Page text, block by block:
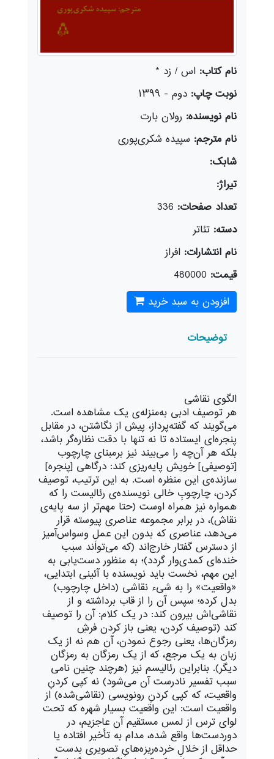
نام کتاب: اس / زد *
نوبت چاپ: دوم - ۱۳۹۹
نام نویسنده: رولان بارت
نام مترجم: سپیده شکری‌پوری
شابک:
تیراژ:
تعداد صفحات: 336
دسته: تئاتر
نام انتشارات: افراز
قیمت: 480000
افزودن به سبد خرید
توضیحات
الگوی نقاشی
هر توصیف ادبی به‌منزله‌ی یک مشاهده است.
می‌گویند که گفته‌پرداز، پیش از نگاشتن، در مقابل
پنجره‌ای ایستاده تا نه تنها با دقت نظاره‌گر باشد،
بلکه هر آن‌چه را می‌بیند نیز برمبنای چارچوب
[توصیفی] خویش پایه‌ریزی کند: درگاهی [پنجره]
سازنده‌ی این منظره است. به این ترتیب، توصیف
کردن، چارچوبِ خالی نویسنده‌ی رئالیست را که
همواره نیز همراه اوست (حتا مهم‌تر از سه پایه‌ی
نقاش)، در برابر مجموعه عناصری پیوسته قرار
می‌دهد، عناصری که بدون این عملِ وسواس‌آمیز
از دسترس گفتار خارج‌اند (که می‌تواند سبب
خنده‌ای کمدی‌وار گردد)؛ به منظور دست‌یابی به
این مهم، نخست باید نویسنده با آئینی ابتدایی،
«واقعیت» را به شیء نقاشی (داخل چارچوب)
بدل کرده؛ سپس آن را از قاب برداشته و از
نقاشی‌اش بیرون کند: در یک کلام: آن را توصیف
کند (توصیف کردن، یعنی باز کردن فرشِ
رمزگان‌ها، یعنی رجوع نمودن، آن هم نه از یک
زبان به یک مرجع، که از یک رمزگان به رمزگان
دیگر). بنابراین رئالیسم نیز (هرچند چنین نامی
سبب تفسیر نادرست آن می‌شود) نه کپی کردنِ
واقعیت، که کپی کردنِ رونویسی (نقاشی‌شده) از
واقعیت است: این واقعیت بسیار شهره که تحت
لوای ترس از لمس مستقیم آن عاجزیم، در
دوردست‌ها واقع شده، مدام به تأخیر افتاده یا
حداقل از خلالِ خرده‌ریزه‌هایِ تصویری بدست